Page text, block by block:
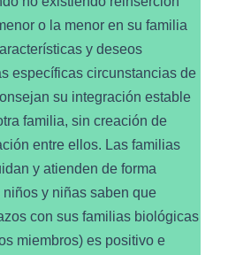
o la menor en su familia
y deseos
específicas circunstancias de
su integración estable
familia, sin creación de
entre ellos. Las familias
y atienden de forma
y niñas saben que
con sus familias biológicas
miembros) es positivo e